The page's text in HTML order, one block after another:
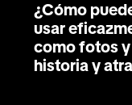
¿Cómo
usar
como fotos
historia y